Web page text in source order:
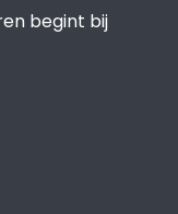
begint bij